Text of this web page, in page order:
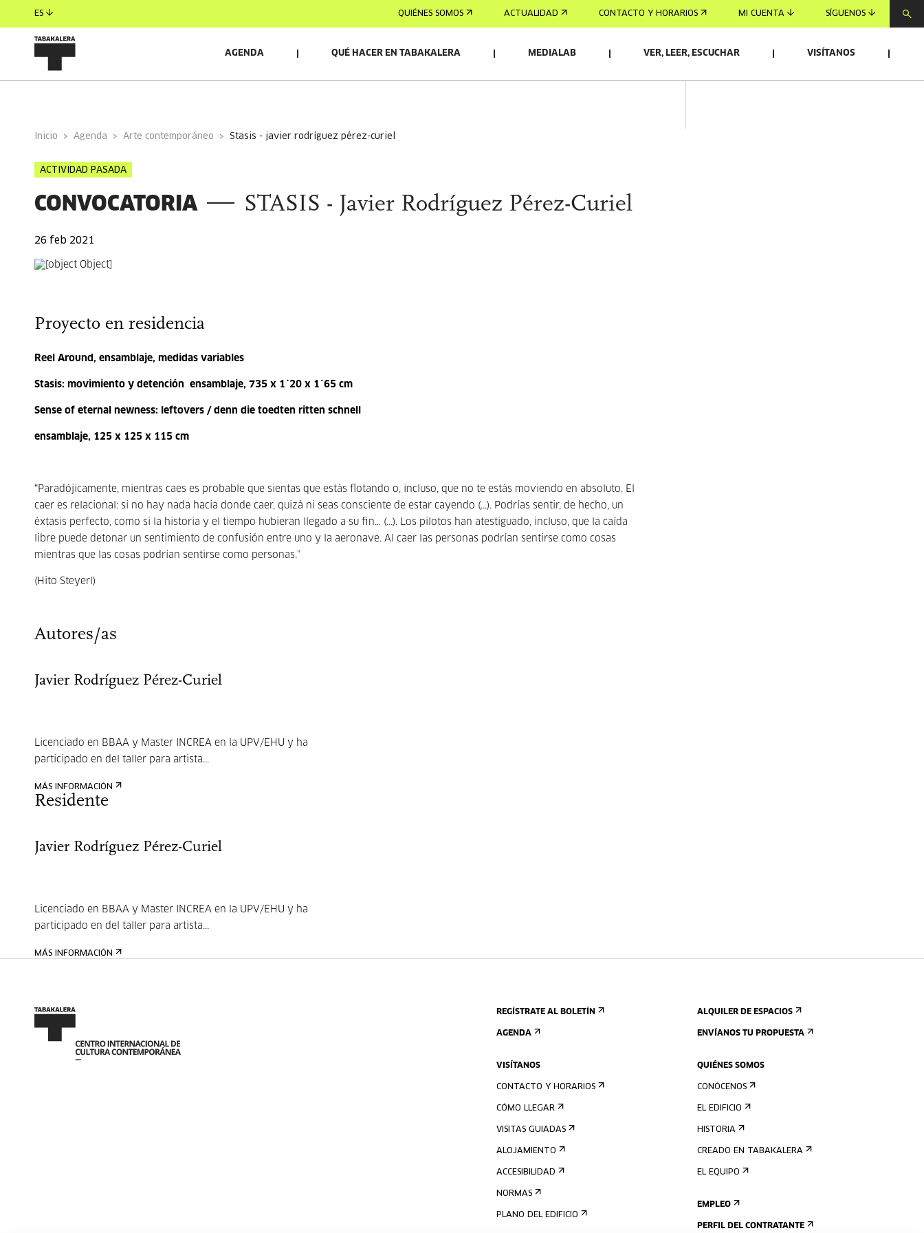
ES QUIÉNES SOMOS ACTUALIDAD CONTACTO Y HORARIOS MI CUENTA SÍGUENOS
AGENDA QUÉ HACER EN TABAKALERA MEDIALAB VER, LEER, ESCUCHAR VISÍTANOS
Inicio Agenda Arte contemporáneo stasis - javier rodríguez pérez-curiel
ACTIVIDAD PASADA
CONVOCATORIA STASIS - Javier Rodríguez Pérez-Curiel
26 feb 2021
Proyecto en residencia
Reel Around, ensamblaje, medidas variables
Stasis: movimiento y detención ensamblaje, 735 x 1´20 x 1´65 cm
Sense of eternal newness: leftovers / denn die toedten ritten schnell
ensamblaje, 125 x 125 x 115 cm
“Paradójicamente, mientras caes es probable que sientas que estás flotando o, incluso, que no te estás moviendo en absoluto. El
caer es relacional: si no hay nada hacia donde caer, quizá ni seas consciente de estar cayendo (...). Podrías sentir, de hecho, un
éxtasis perfecto, como si la historia y el tiempo hubieran llegado a su fin… (...). Los pilotos han atestiguado, incluso, que la caída
libre puede detonar un sentimiento de confusión entre uno y la aeronave. Al caer las personas podrían sentirse como cosas
mientras que las cosas podrían sentirse como personas.”
(Hito Steyerl)
Autores/as
Javier Rodríguez Pérez-Curiel
Licenciado en BBAA y Master INCREA en la UPV/EHU y ha
participado en del taller para artista...
MÁS INFORMACIÓN
Residente
Javier Rodríguez Pérez-Curiel
Licenciado en BBAA y Master INCREA en la UPV/EHU y ha
participado en del taller para artista...
MÁS INFORMACIÓN
REGÍSTRATE AL BOLETÍN
AGENDA
VISÍTANOS
CONTACTO Y HORARIOS
CÓMO LLEGAR
VISITAS GUIADAS
ALOJAMIENTO
ACCESIBILIDAD
NORMAS
PLANO DEL EDIFICIO
ALQUILER DE ESPACIOS
ENVÍANOS TU PROPUESTA
QUIÉNES SOMOS
CONÓCENOS
EL EDIFICIO
HISTORIA
CREADO EN TABAKALERA
EL EQUIPO
EMPLEO
PERFIL DEL CONTRATANTE